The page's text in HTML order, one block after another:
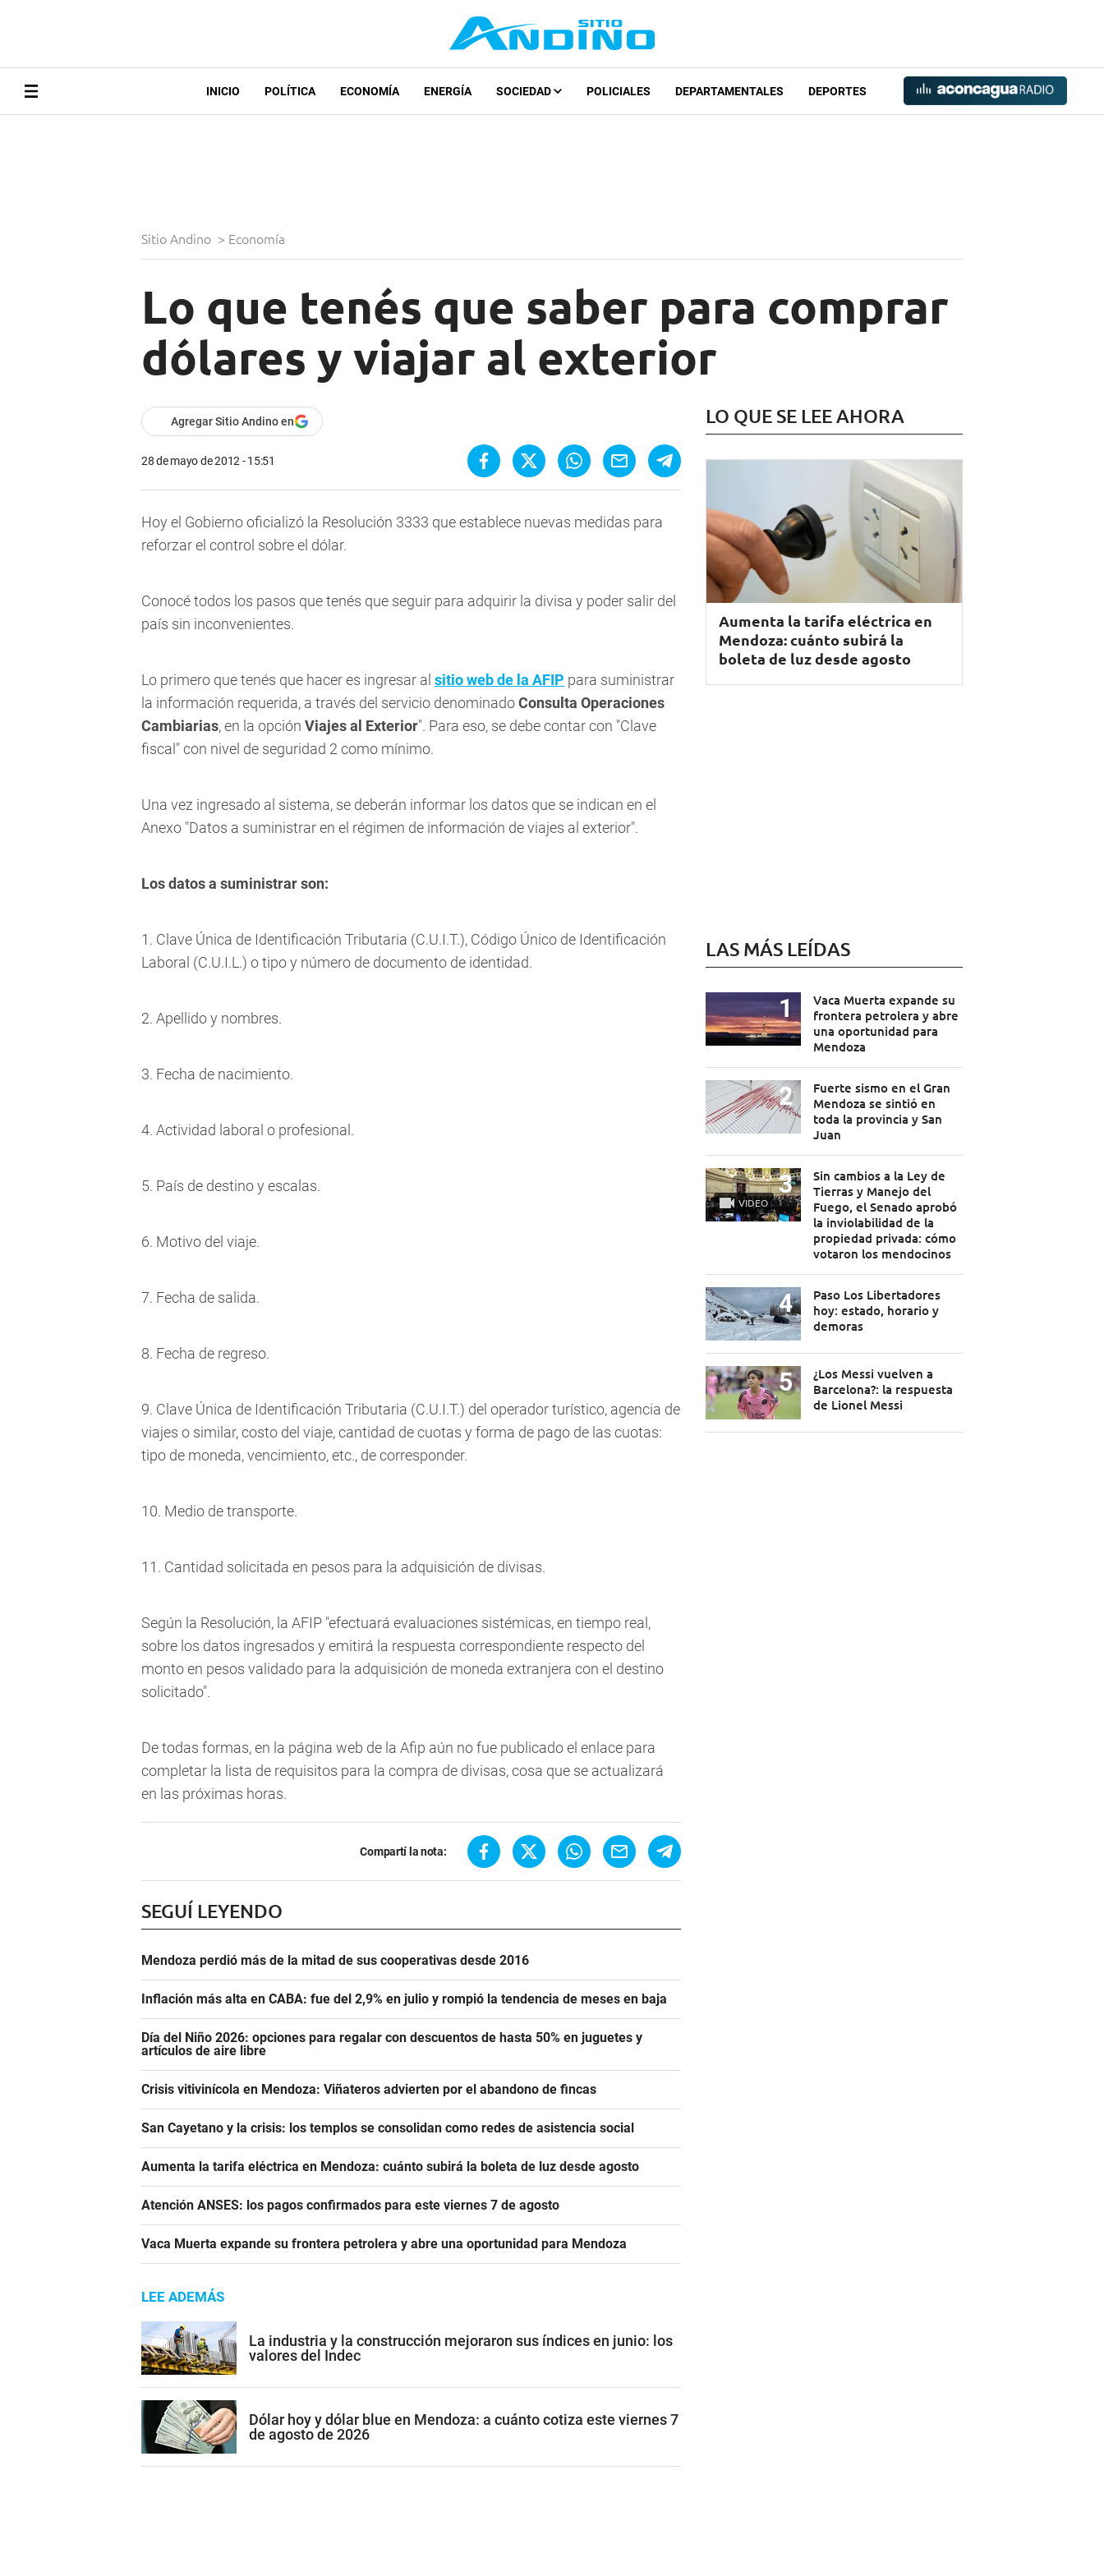
INICIO POLÍTICA ECONOMÍA ENERGÍA SOCIEDAD POLICIALES DEPARTAMENTALES DEPORTES
Sitio Andino > Economía
Lo que tenés que saber para comprar
dólares y viajar al exterior
Agregar Sitio Andino en
28 de mayo de 2012 - 15:51
Hoy el Gobierno oficializó la Resolución 3333 que establece nuevas medidas para
reforzar el control sobre el dólar.
Conocé todos los pasos que tenés que seguir para adquirir la divisa y poder salir del
país sin inconvenientes.
Lo primero que tenés que hacer es ingresar al sitio web de la AFIP para suministrar
la información requerida, a través del servicio denominado Consulta Operaciones
Cambiarias, en la opción Viajes al Exterior". Para eso, se debe contar con "Clave
fiscal" con nivel de seguridad 2 como mínimo.
Una vez ingresado al sistema, se deberán informar los datos que se indican en el
Anexo "Datos a suministrar en el régimen de información de viajes al exterior".
Los datos a suministrar son:
1. Clave Única de Identificación Tributaria (C.U.I.T.), Código Único de Identificación
Laboral (C.U.I.L.) o tipo y número de documento de identidad.
2. Apellido y nombres.
3. Fecha de nacimiento.
4. Actividad laboral o profesional.
5. País de destino y escalas.
6. Motivo del viaje.
7. Fecha de salida.
8. Fecha de regreso.
9. Clave Única de Identificación Tributaria (C.U.I.T.) del operador turístico, agencia de
viajes o similar, costo del viaje, cantidad de cuotas y forma de pago de las cuotas:
tipo de moneda, vencimiento, etc., de corresponder.
10. Medio de transporte.
11. Cantidad solicitada en pesos para la adquisición de divisas.
Según la Resolución, la AFIP "efectuará evaluaciones sistémicas, en tiempo real,
sobre los datos ingresados y emitirá la respuesta correspondiente respecto del
monto en pesos validado para la adquisición de moneda extranjera con el destino
solicitado".
De todas formas, en la página web de la Afip aún no fue publicado el enlace para
completar la lista de requisitos para la compra de divisas, cosa que se actualizará
en las próximas horas.
Compartí la nota:
SEGUÍ LEYENDO
Mendoza perdió más de la mitad de sus cooperativas desde 2016
Inflación más alta en CABA: fue del 2,9% en julio y rompió la tendencia de meses en baja
Día del Niño 2026: opciones para regalar con descuentos de hasta 50% en juguetes y
artículos de aire libre
Crisis vitivinícola en Mendoza: Viñateros advierten por el abandono de fincas
San Cayetano y la crisis: los templos se consolidan como redes de asistencia social
Aumenta la tarifa eléctrica en Mendoza: cuánto subirá la boleta de luz desde agosto
Atención ANSES: los pagos confirmados para este viernes 7 de agosto
Vaca Muerta expande su frontera petrolera y abre una oportunidad para Mendoza
LEE ADEMÁS
La industria y la construcción mejoraron sus índices en junio: los
valores del Indec
Dólar hoy y dólar blue en Mendoza: a cuánto cotiza este viernes 7
de agosto de 2026
LO QUE SE LEE AHORA
Aumenta la tarifa eléctrica en
Mendoza: cuánto subirá la
boleta de luz desde agosto
LAS MÁS LEÍDAS
Vaca Muerta expande su
frontera petrolera y abre
una oportunidad para
Mendoza
Fuerte sismo en el Gran
Mendoza se sintió en
toda la provincia y San
Juan
VIDEO
Sin cambios a la Ley de
Tierras y Manejo del
Fuego, el Senado aprobó
la inviolabilidad de la
propiedad privada: cómo
votaron los mendocinos
Paso Los Libertadores
hoy: estado, horario y
demoras
¿Los Messi vuelven a
Barcelona?: la respuesta
de Lionel Messi